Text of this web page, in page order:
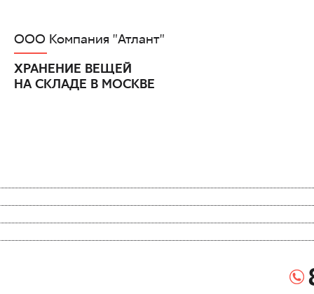
ООО Компания "Атлант"
ХРАНЕНИЕ ВЕЩЕЙ
НА СКЛАДЕ В МОСКВЕ